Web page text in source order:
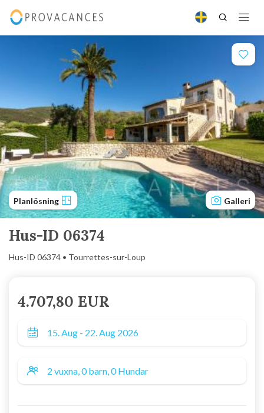
Planlösning Galleri
Hus-ID 06374
Hus-ID 06374 • Tourrettes-sur-Loup
4.707,80 EUR